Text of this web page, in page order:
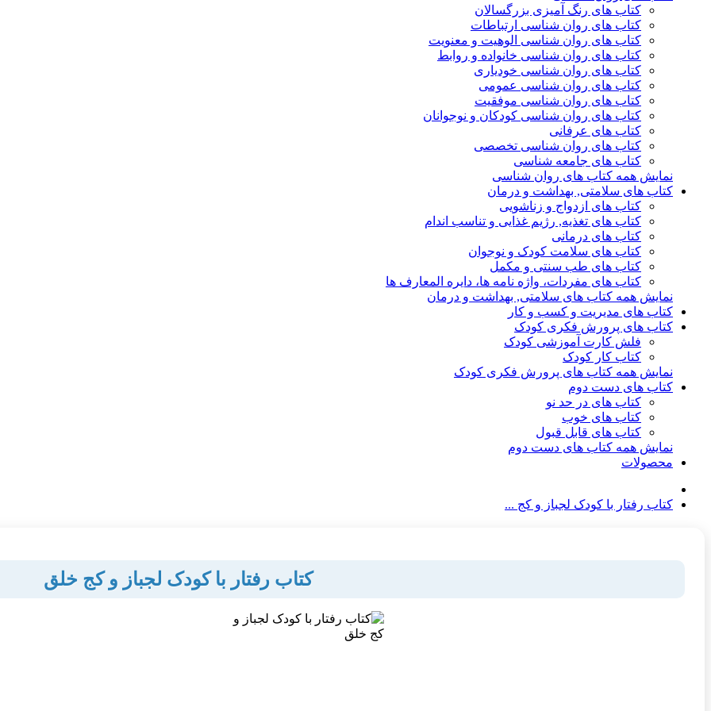
کتاب های رنگ آمیزی بزرگسالان
کتاب های روان شناسی ارتباطات
کتاب های روان شناسی الوهیت و معنویت
کتاب های روان شناسی خانواده و روابط
کتاب های روان شناسی خودیاری
کتاب های روان شناسی عمومی
کتاب های روان شناسی موفقیت
کتاب های روان شناسی کودکان و نوجوانان
کتاب های عرفانی
کتاب های روان شناسی تخصصی
کتاب های جامعه شناسی
نمایش همه کتاب های روان شناسی
کتاب های سلامتی, بهداشت و درمان
کتاب های ازدواج و زناشویی
کتاب های تغذیه, رژیم غذایی و تناسب اندام
کتاب های درمانی
کتاب های سلامت کودک و نوجوان
کتاب های طب سنتی و مکمل
کتاب های مفردات، واژه نامه ها، دایره المعارف ها
نمایش همه کتاب های سلامتی, بهداشت و درمان
کتاب های مدیریت و کسب و کار
کتاب های پرورش فکری کودک
فلش کارت آموزشی کودک
کتاب کار کودک
نمایش همه کتاب های پرورش فکری کودک
کتاب های دست دوم
کتاب های در حد نو
کتاب های خوب
کتاب های قابل قبول
نمایش همه کتاب های دست دوم
محصولات
کتاب رفتار با کودک لجباز و کج ...
کتاب رفتار با کودک لجباز و کج خلق